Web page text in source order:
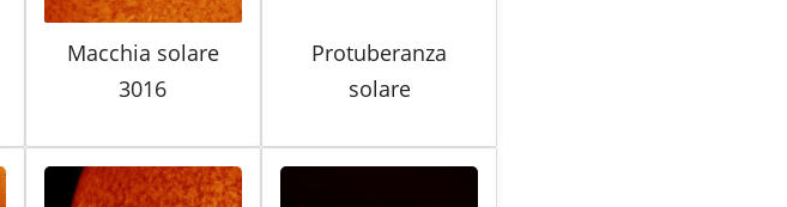
Macchia solare
3016
Protuberanza
solare